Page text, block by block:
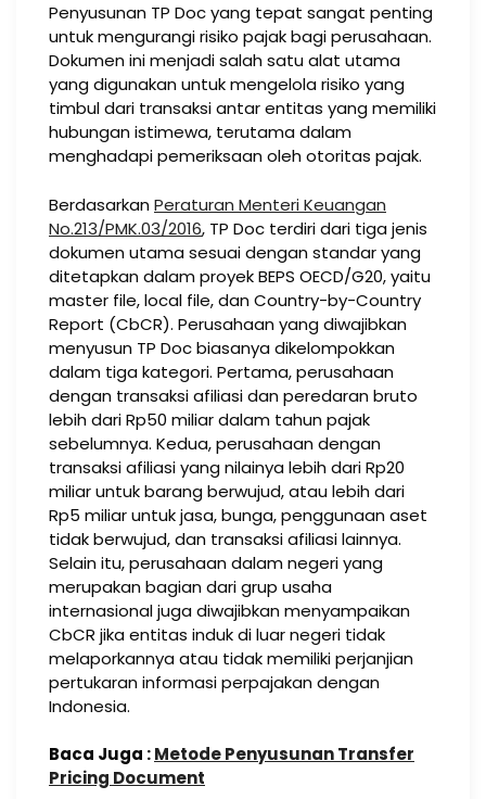
Penyusunan TP Doc yang tepat sangat penting
untuk mengurangi risiko pajak bagi perusahaan.
Dokumen ini menjadi salah satu alat utama
yang digunakan untuk mengelola risiko yang
timbul dari transaksi antar entitas yang memiliki
hubungan istimewa, terutama dalam
menghadapi pemeriksaan oleh otoritas pajak.
BerdasarkanPeraturan Menteri Keuangan
No.213/PMK.03/2016, TP Doc terdiri dari tiga jenis
dokumen utama sesuai dengan standar yang
ditetapkan dalam proyek BEPS OECD/G20, yaitu
master file, local file, dan Country-by-Country
Report (CbCR). Perusahaan yang diwajibkan
menyusun TP Doc biasanya dikelompokkan
dalam tiga kategori. Pertama, perusahaan
dengan transaksi afiliasi dan peredaran bruto
lebih dari Rp50 miliar dalam tahun pajak
sebelumnya. Kedua, perusahaan dengan
transaksi afiliasi yang nilainya lebih dari Rp20
miliar untuk barang berwujud, atau lebih dari
Rp5 miliar untuk jasa, bunga, penggunaan aset
tidak berwujud, dan transaksi afiliasi lainnya.
Selain itu, perusahaan dalam negeri yang
merupakan bagian dari grup usaha
internasional juga diwajibkan menyampaikan
CbCR jika entitas induk di luar negeri tidak
melaporkannya atau tidak memiliki perjanjian
pertukaran informasi perpajakan dengan
Indonesia.
Baca Juga :Metode Penyusunan Transfer
Pricing Document